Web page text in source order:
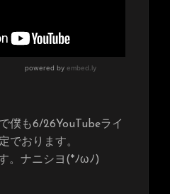
僕も6/26YouTubeライ
でおります。
。ナニシヨ(*ﾉωﾉ)